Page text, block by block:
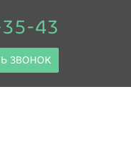
43
ЗВОНОК